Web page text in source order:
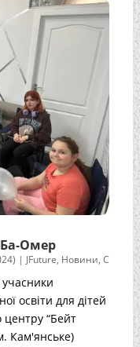
Ба-Омер
| JFuture, Новини,С
освіти для дітей
центру “Бейт
Кам'янське)